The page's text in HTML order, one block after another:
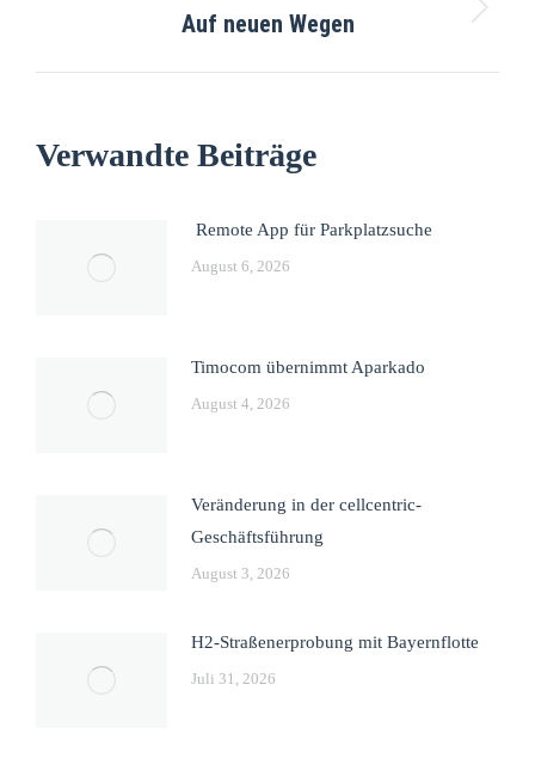
Auf neuen Wegen
Verwandte Beiträge
Remote App für Parkplatzsuche
August 6, 2026
Timocom übernimmt Aparkado
August 4, 2026
Veränderung in der cellcentric-
Geschäftsführung
August 3, 2026
H2-Straßenerprobung mit Bayernflotte
Juli 31, 2026